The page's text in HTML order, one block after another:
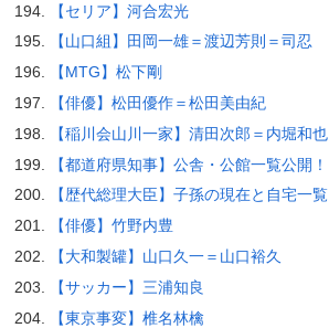
【セリア】河合宏光
【山口組】田岡一雄＝渡辺芳則＝司忍
【MTG】松下剛
【俳優】松田優作＝松田美由紀
【稲川会山川一家】清田次郎＝内堀和也
【都道府県知事】公舎・公館一覧公開！
【歴代総理大臣】子孫の現在と自宅一覧
【俳優】竹野内豊
【大和製罐】山口久一＝山口裕久
【サッカー】三浦知良
【東京事変】椎名林檎